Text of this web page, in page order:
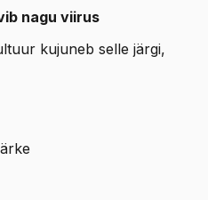
nagu viirus
kujuneb selle järgi,